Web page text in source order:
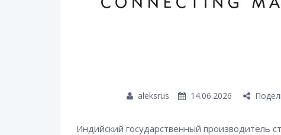
aleksrus 14.06.2026
Индийский государственный производитель